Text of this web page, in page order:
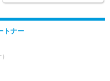
トナー